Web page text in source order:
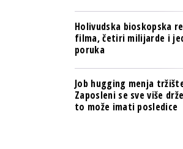
Holivudska bioskopska
filma, četiri milijarde i
poruka
Job hugging menja
Zaposleni se sve više
to može imati posledice